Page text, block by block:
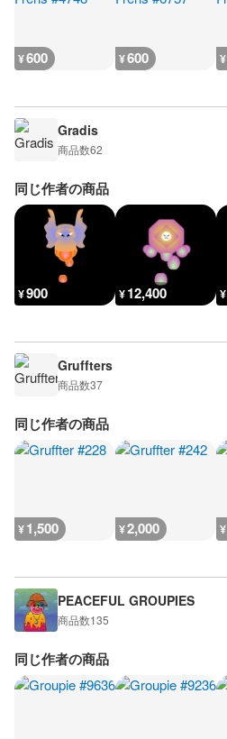
¥600 ¥600 ¥
Gradis
商品数62
同じ作者の商品
¥900 ¥12,400 ¥
Gruffters
商品数37
同じ作者の商品
¥1,500 ¥2,000 ¥
PEACEFUL GROUPIES
商品数135
同じ作者の商品